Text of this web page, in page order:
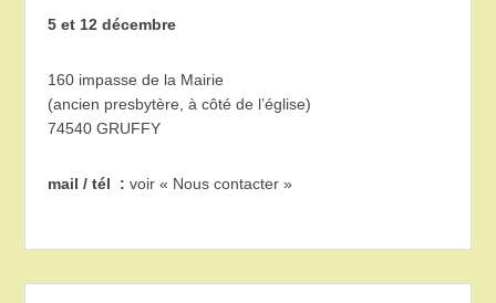
5 et 12 décembre
160 impasse de la Mairie
(ancien presbytère, à côté de l’église)
74540 GRUFFY
mail / tél :voir « Nous contacter »